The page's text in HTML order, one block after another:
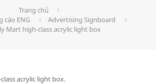
Trang chủ
cáo ENG
Advertising Signboard
Mart high-class acrylic light box
acrylic light box.